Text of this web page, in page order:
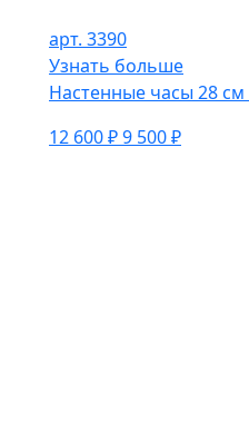
арт. 3390
Узнать больше
Настенные часы 28 см
12 600 ₽9 500 ₽